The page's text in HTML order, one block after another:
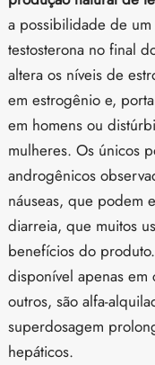
a possibilidade de
testosterona no final
altera os níveis de
em estrogênio e,
em homens ou
mulheres. Os únicos
androgênicos
náuseas, que podem
diarreia, que muitos
benefícios do
disponível apenas
outros, são alfa-
superdosagem
hepáticos.